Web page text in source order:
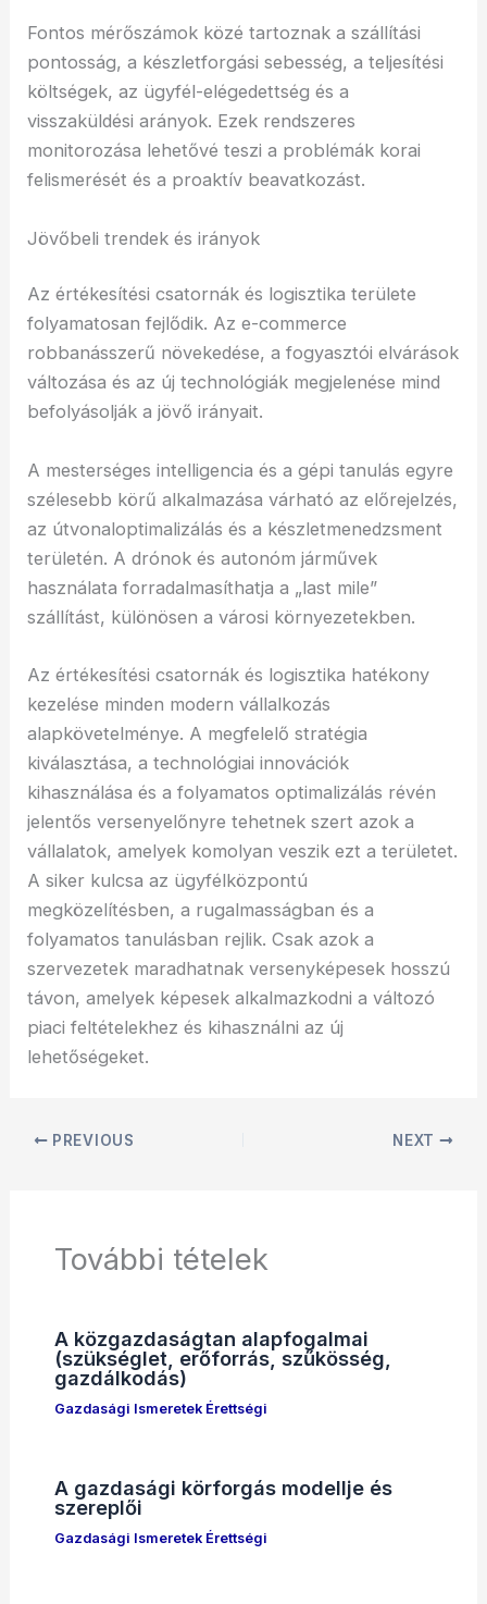
Fontos mérőszámok közé tartoznak a szállítási
pontosság, a készletforgási sebesség, a teljesítési
költségek, az ügyfél-elégedettség és a
visszaküldési arányok. Ezek rendszeres
monitorozása lehetővé teszi a problémák korai
felismerését és a proaktív beavatkozást.
Jövőbeli trendek és irányok
Az értékesítési csatornák és logisztika területe
folyamatosan fejlődik. Az e-commerce
robbanásszerű növekedése, a fogyasztói elvárások
változása és az új technológiák megjelenése mind
befolyásolják a jövő irányait.
A mesterséges intelligencia és a gépi tanulás egyre
szélesebb körű alkalmazása várható az előrejelzés,
az útvonaloptimalizálás és a készletmenedzsment
területén. A drónok és autonóm járművek
használata forradalmasíthatja a „last mile”
szállítást, különösen a városi környezetekben.
Az értékesítési csatornák és logisztika hatékony
kezelése minden modern vállalkozás
alapkövetelménye. A megfelelő stratégia
kiválasztása, a technológiai innovációk
kihasználása és a folyamatos optimalizálás révén
jelentős versenyelőnyre tehetnek szert azok a
vállalatok, amelyek komolyan veszik ezt a területet.
A siker kulcsa az ügyfélközpontú
megközelítésben, a rugalmasságban és a
folyamatos tanulásban rejlik. Csak azok a
szervezetek maradhatnak versenyképesek hosszú
távon, amelyek képesek alkalmazkodni a változó
piaci feltételekhez és kihasználni az új
lehetőségeket.
PREVIOUS NEXT
További tételek
A közgazdaságtan alapfogalmai
(szükséglet, erőforrás, szűkösség,
gazdálkodás)
Gazdasági Ismeretek Érettségi
A gazdasági körforgás modellje és
szereplői
Gazdasági Ismeretek Érettségi